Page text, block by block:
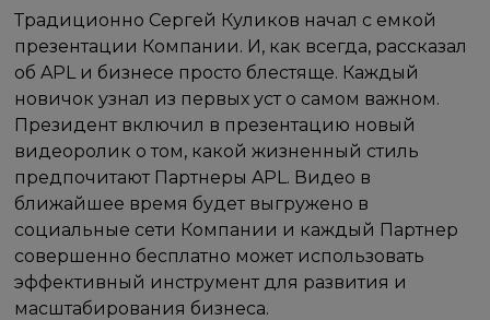
Традиционно Сергей Куликов начал с емкой
презентации Компании. И, как всегда, рассказал
об APL и бизнесе просто блестяще. Каждый
новичок узнал из первых уст о самом важном.
Президент включил в презентацию новый
видеоролик о том, какой жизненный стиль
предпочитают Партнеры APL. Видео в
ближайшее время будет выгружено в
социальные сети Компании и каждый Партнер
совершенно бесплатно может использовать
эффективный инструмент для развития и
масштабирования бизнеса.